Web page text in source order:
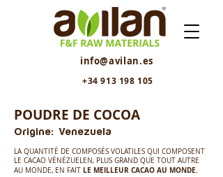
info@avilan.es
+34 913 198 105
POUDRE DE COCOA
Origine: Venezuela
LA QUANTITÉ DE COMPOSÉS VOLATILES QUI COMPOSENT
LE CACAO VÉNÉZUELEN, PLUS GRAND QUE TOUT AUTRE
AU MONDE, EN FAIT LE MEILLEUR CACAO AU MONDE.